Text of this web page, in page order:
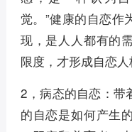
觉。”健康的自恋作
现，是人人都有的
限度，才形成自恋人
2，病态的自恋：带
的自恋是如何产生